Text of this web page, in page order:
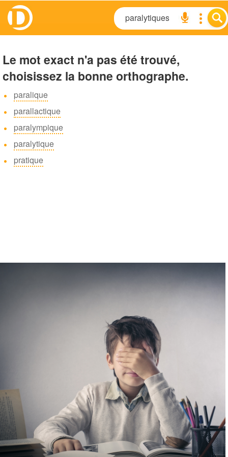
Le mot exact n'a pas été trouvé,
choisissez la bonne orthographe.
paralique
parallactique
paralympique
paralytique
pratique